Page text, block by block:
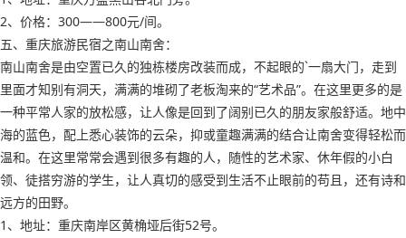
2、价格：300——800元/间。
五、重庆旅游民宿之南山南舍：
南山南舍是由空置已久的独栋楼房改装而成，不起眼的`一扇大门，走到
里面才知别有洞天，满满的堆砌了老板淘来的“艺术品”。在这里更多的是
一种平常人家的放松感，让人像是回到了阔别已久的朋友家般舒适。地中
海的蓝色，配上悉心装饰的云朵，抑或童趣满满的结合让南舍变得轻松而
温和。在这里常常会遇到很多有趣的人，随性的艺术家、休年假的小白
领、徒搭穷游的学生，让人真切的感受到生活不止眼前的苟且，还有诗和
远方的田野。
1、地址：重庆南岸区黄桷垭后街52号。